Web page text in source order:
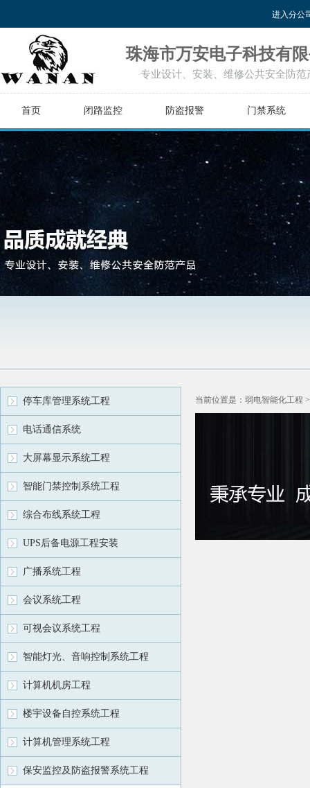
进入分公
珠海市万安电子科技有
专业设计、安装、维修公共安全防范
首页 闭路监控 防盗报警 门禁系统
停车库管理系统工程
电话通信系统
大屏幕显示系统工程
智能门禁控制系统工程
综合布线系统工程
UPS后备电源工程安装
广播系统工程
会议系统工程
可视会议系统工程
智能灯光、音响控制系统工程
计算机机房工程
楼宇设备自控系统工程
计算机管理系统工程
保安监控及防盗报警系统工程
当前位置是：弱电智能化工程